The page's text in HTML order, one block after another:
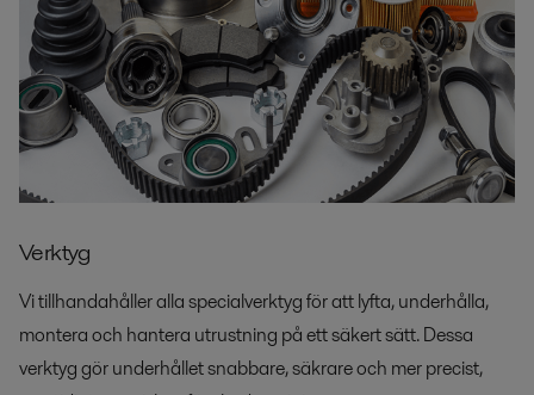
Verktyg
Vi tillhandahåller alla specialverktyg för att lyfta, underhålla,
montera och hantera utrustning på ett säkert sätt. Dessa
verktyg gör underhållet snabbare, säkrare och mer precist,